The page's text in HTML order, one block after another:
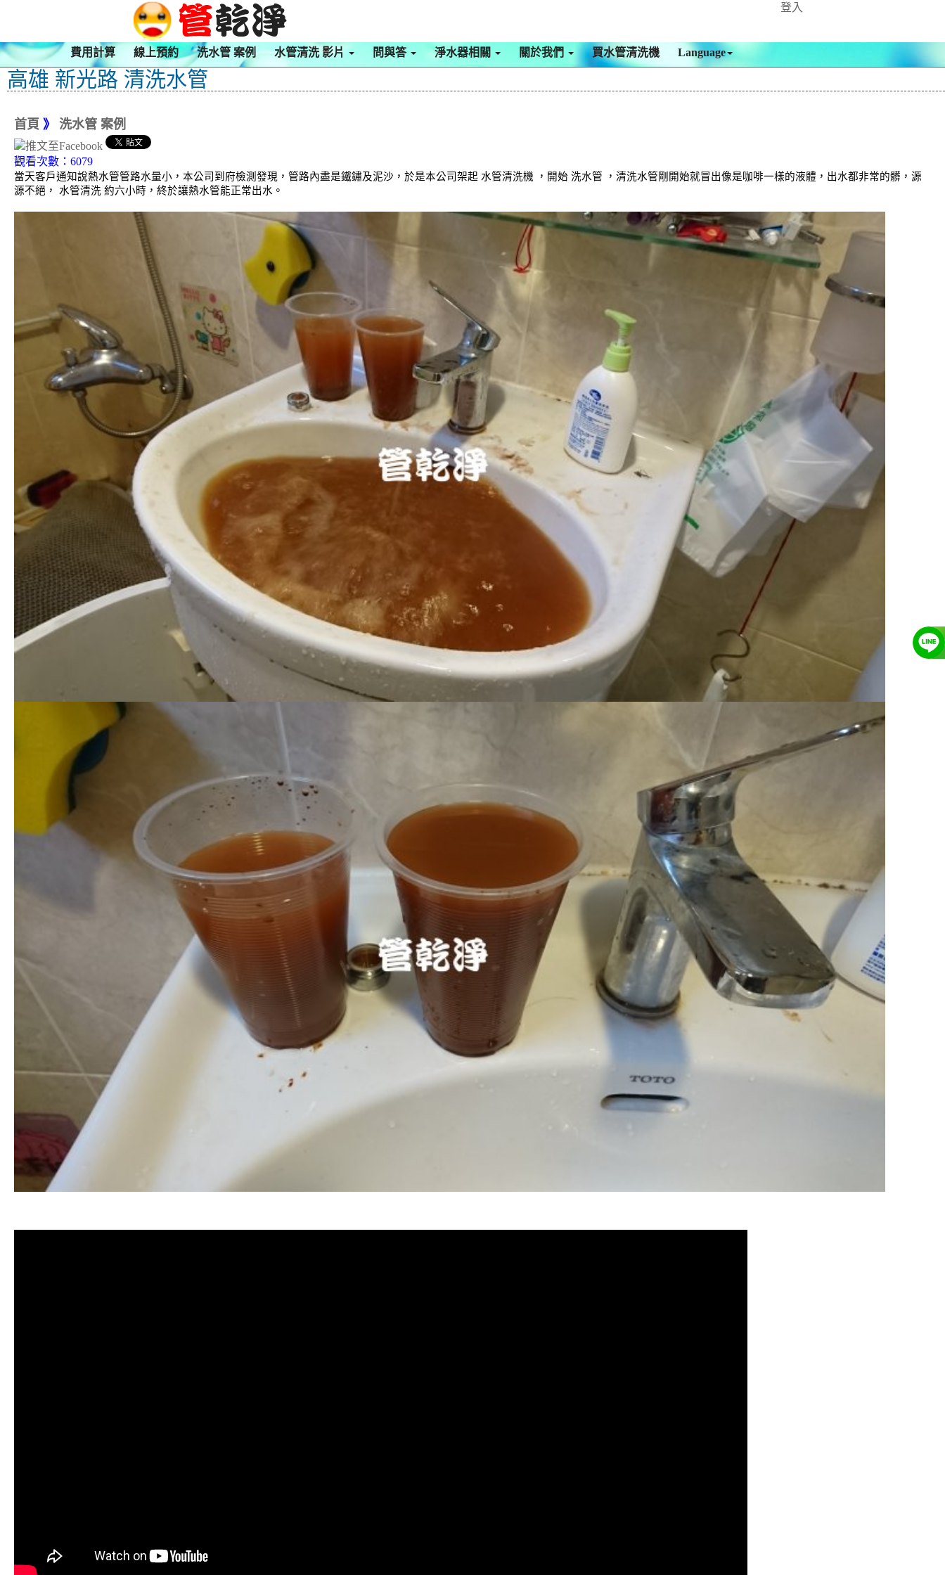
登入
費用計算 線上預約 洗水管 案例 水管清洗 影片 問與答 淨水器相關 關於我們 買水管清洗機 Language
高雄 新光路 清洗水管
首頁 》 洗水管 案例
觀看次數：6079
當天客戶通知說熱水管管路水量小，本公司到府檢測發現，管路內盡是鐵鏽及泥沙，於是本公司架起 水管清洗機 ，開始 洗水管 ，清洗水管剛開始就冒出像是咖啡一樣的液體，出水都非常的髒，源
源不絕， 水管清洗 約六小時，終於讓熱水管能正常出水。